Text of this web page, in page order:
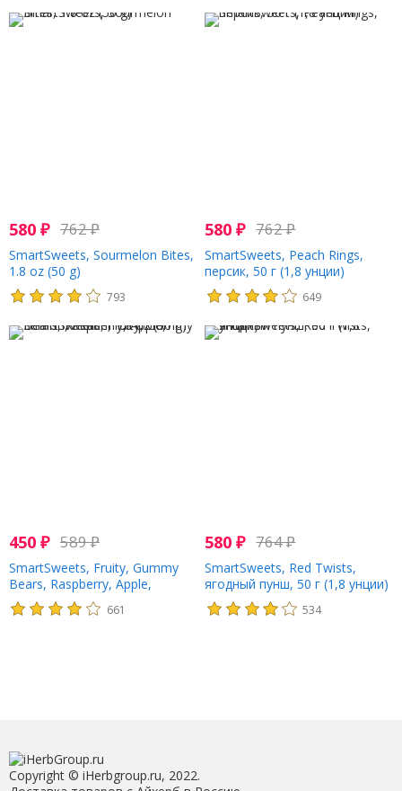
580 ₽ 762₽
SmartSweets, Sourmelon Bites,
1.8 oz (50 g)
793
580₽ 762₽
SmartSweets, Peach Rings,
персик, 50 г (1,8 унции)
649
450 ₽ 589₽
SmartSweets, Fruity, Gummy
Bears, Raspberry, Apple,
Lemon, Peach, 1.8 oz (50 g)
661
580₽ 764₽
SmartSweets, Red Twists,
ягодный пунш, 50 г (1,8 унции)
534
Copyright © iHerbgroup.ru, 2022.